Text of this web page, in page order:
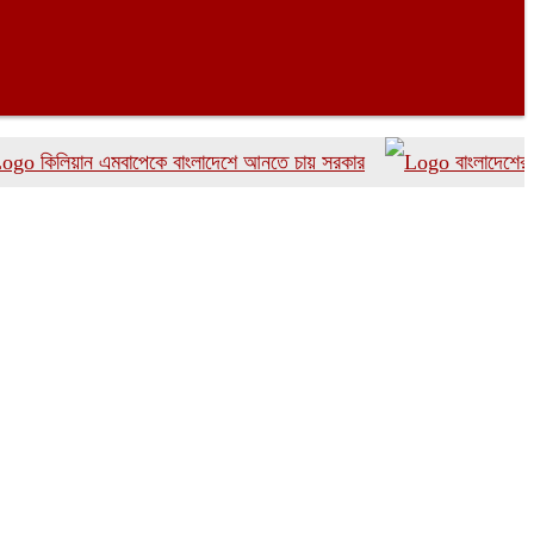
এমবাপেকে বাংলাদেশে আনতে চায় সরকার বাংলাদেশের দ্রুত